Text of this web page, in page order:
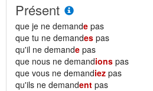
Présent
que je ne demande pas
que tu ne demandes pas
qu'il ne demande pas
que nous ne demandions pas
que vous ne demandiez pas
qu'ils ne demandent pas